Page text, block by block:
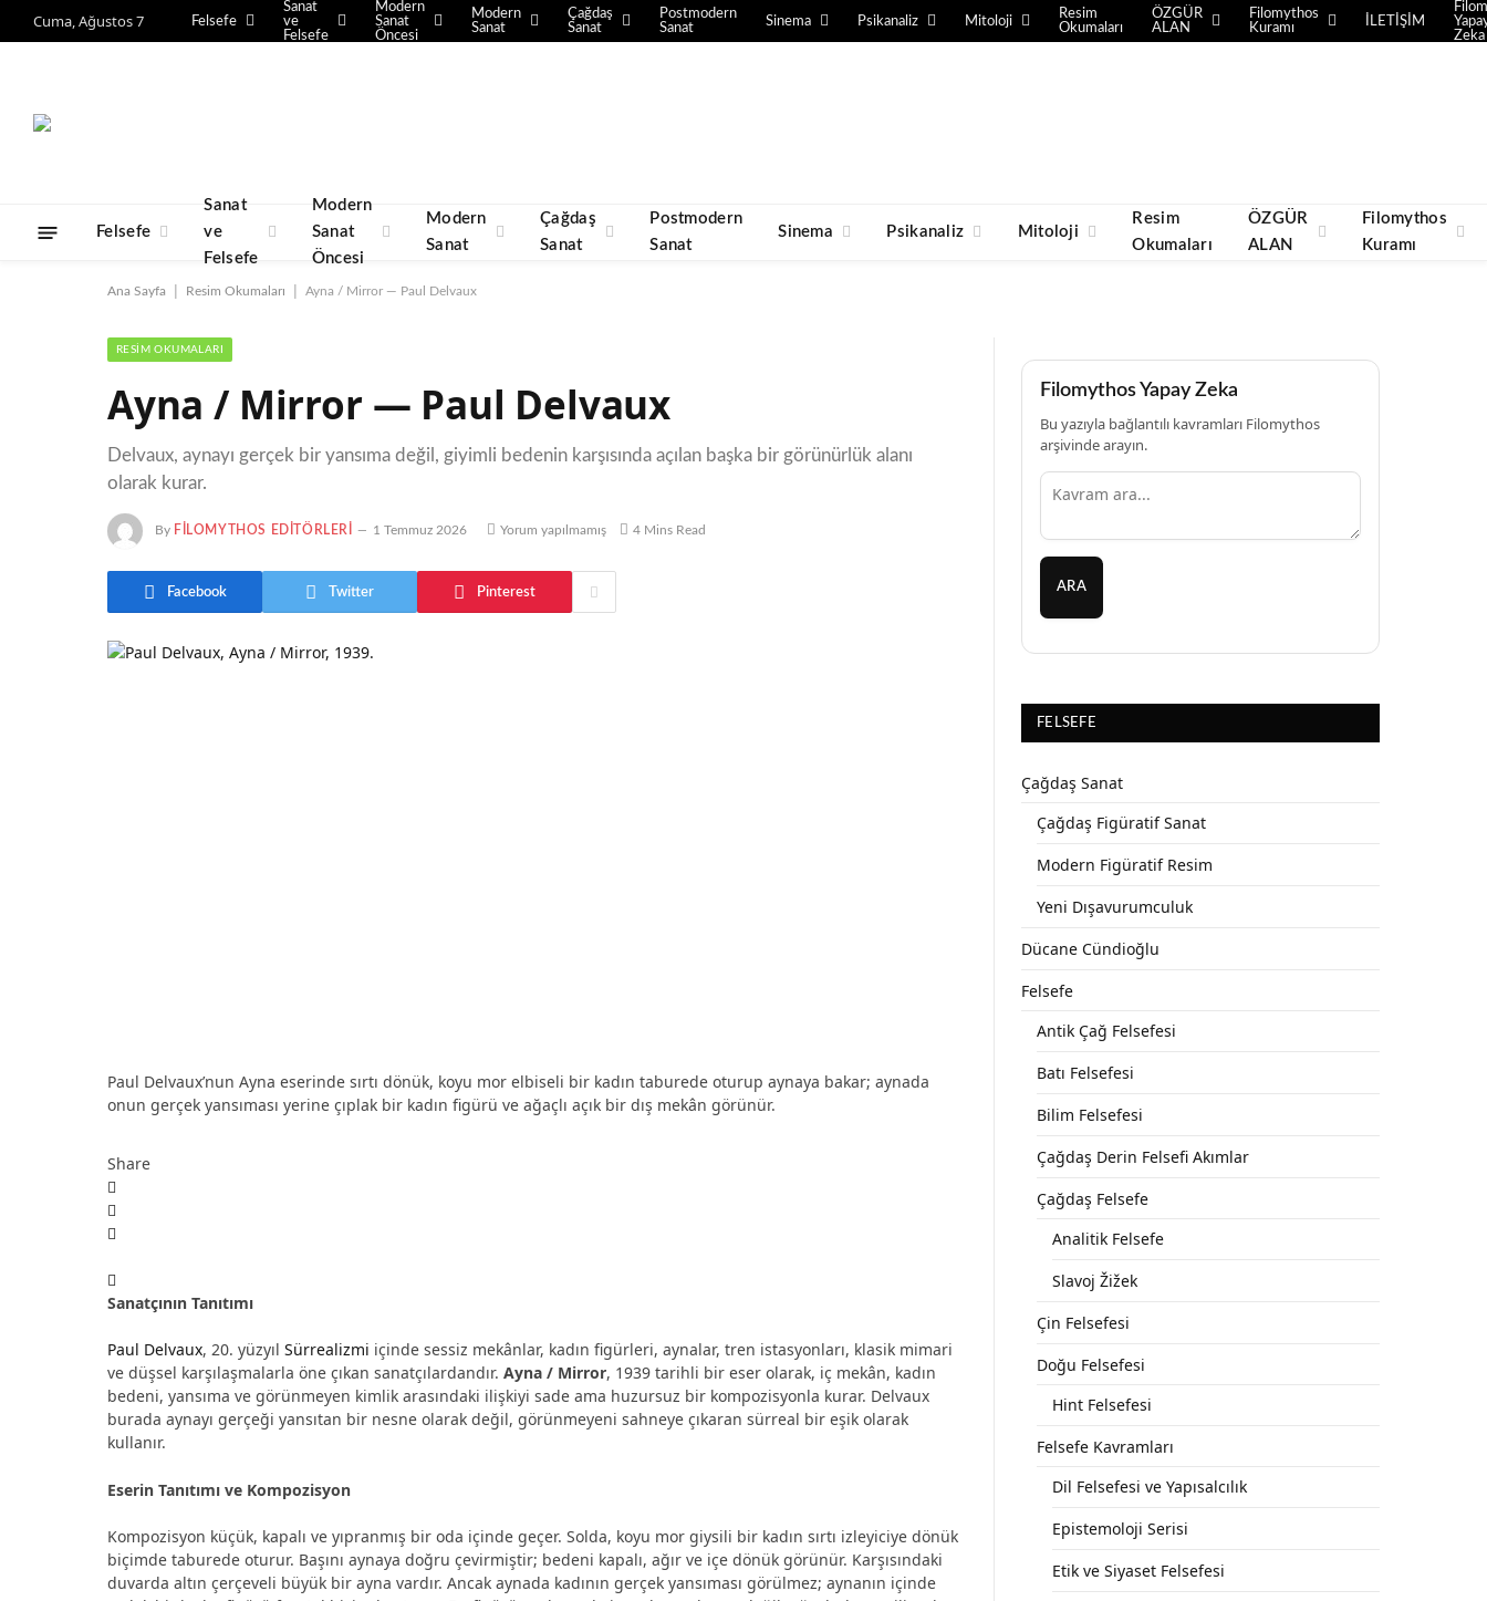
Cuma, Ağustos 7 Felsefe
Sanat
ve
Felsefe
Modern
Sanat
Öncesi
Modern
Sanat
Çağdaş
Sanat
Postmodern
Sanat
Sinema Psikanaliz Mitoloji
Resim
Okumaları
ÖZGÜR
ALAN
Filomythos
Kuramı
İLETİŞİM
Zeka
Felsefe
Sanat
ve
Felsefe
Modern
Sanat
Öncesi
Modern
Sanat
Çağdaş
Sanat
Postmodern
Sanat
Sinema Psikanaliz Mitoloji
Resim
Okumaları
ÖZGÜR
ALAN
Filomythos
Kuramı
Ana Sayfa Resim Okumaları Ayna / Mirror — Paul Delvaux
RESIM OKUMALARI
Ayna / Mirror — Paul Delvaux
Delvaux, aynayı gerçek bir yansıma değil, giyimli bedenin karşısında açılan başka bir görünürlük alanı
olarak kurar.
By FILOMYTHOS EDITÖRLERI 1 Temmuz 2026 Yorum yapılmamış 4 Mins Read
Facebook Twitter Pinterest
Paul Delvaux’nun Ayna eserinde sırtı dönük, koyu mor elbiseli bir kadın taburede oturup aynaya bakar; aynada
onun gerçek yansıması yerine çıplak bir kadın figürü ve ağaçlı açık bir dış mekân görünür.
Share
Sanatçının Tanıtımı
Paul Delvaux, 20. yüzyıl Sürrealizmi içinde sessiz mekânlar, kadın figürleri, aynalar, tren istasyonları, klasik mimari
ve düşsel karşılaşmalarla öne çıkan sanatçılardandır. Ayna / Mirror, 1939 tarihli bir eser olarak, iç mekân, kadın
bedeni, yansıma ve görünmeyen kimlik arasındaki ilişkiyi sade ama huzursuz bir kompozisyonla kurar. Delvaux
burada aynayı gerçeği yansıtan bir nesne olarak değil, görünmeyeni sahneye çıkaran sürreal bir eşik olarak
kullanır.
Eserin Tanıtımı ve Kompozisyon
Kompozisyon küçük, kapalı ve yıpranmış bir oda içinde geçer. Solda, koyu mor giysili bir kadın sırtı izleyiciye dönük
biçimde taburede oturur. Başını aynaya doğru çevirmiştir; bedeni kapalı, ağır ve içe dönük görünür. Karşısındaki
duvarda altın çerçeveli büyük bir ayna vardır. Ancak aynada kadının gerçek yansıması görülmez; aynanın içinde
Filomythos Yapay Zeka
Bu yazıyla bağlantılı kavramları Filomythos
arşivinde arayın.
ARA
FELSEFE
Çağdaş Sanat
Çağdaş Figüratif Sanat
Modern Figüratif Resim
Yeni Dışavurumculuk
Dücane Cündioğlu
Felsefe
Antik Çağ Felsefesi
Batı Felsefesi
Bilim Felsefesi
Çağdaş Derin Felsefi Akımlar
Çağdaş Felsefe
Analitik Felsefe
Slavoj Žižek
Çin Felsefesi
Doğu Felsefesi
Hint Felsefesi
Felsefe Kavramları
Dil Felsefesi ve Yapısalcılık
Epistemoloji Serisi
Etik ve Siyaset Felsefesi